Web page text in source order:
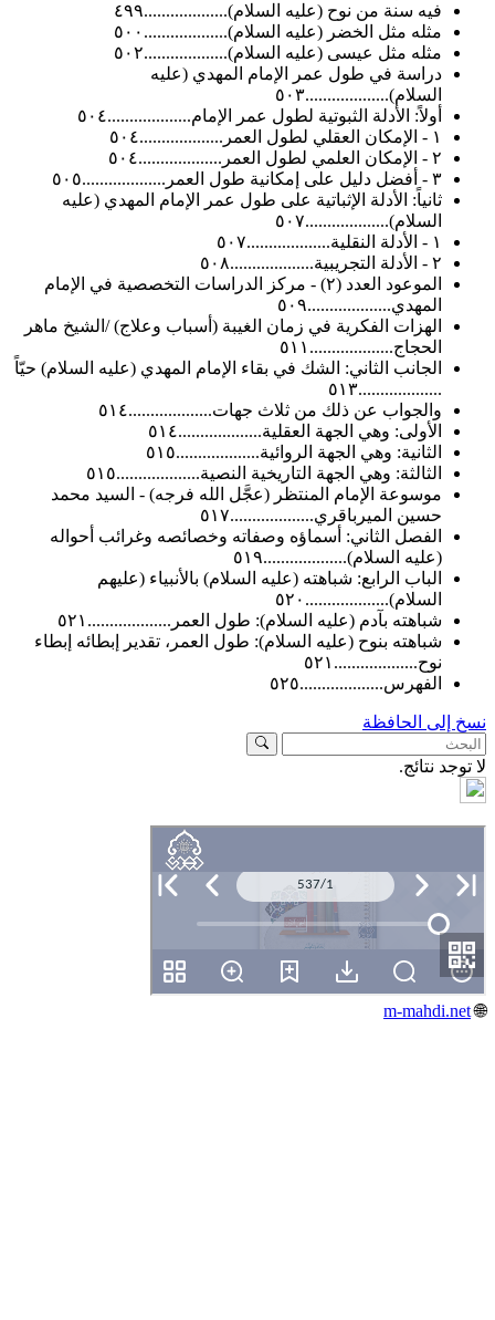
فيه سنة من نوح (عليه السلام)...................٤٩٩
مثله مثل الخضر (عليه السلام)...................٥٠٠
مثله مثل عيسى (عليه السلام)...................٥٠٢
دراسة في طول عمر الإمام المهدي (عليه
السلام)...................٥٠٣
أولاً: الأدلة الثبوتية لطول عمر الإمام...................٥٠٤
ثانياً: الأدلة الإثباتية على طول عمر الإمام المهدي (عليه
السلام)...................٥٠٧
الموعود العدد (٢) - مركز الدراسات التخصصية في الإمام
المهدي...................٥٠٩
الهزات الفكرية في زمان الغيبة (أسباب وعلاج) /الشيخ ماهر
الحجاج...................٥١١
الجانب الثاني: الشك في بقاء الإمام المهدي (عليه السلام) حيّاً
...................٥١٣
والجواب عن ذلك من ثلاث جهات...................٥١٤
الأولى: وهي الجهة العقلية...................٥١٤
الثانية: وهي الجهة الروائية...................٥١٥
الثالثة: وهي الجهة التاريخية النصية...................٥١٥
موسوعة الإمام المنتظر (عجَّل الله فرجه) - السيد محمد
حسين الميرباقري...................٥١٧
الفصل الثاني: أسماؤه وصفاته وخصائصه وغرائب أحواله
(عليه السلام)...................٥١٩
الباب الرابع: شباهته (عليه السلام) بالأنبياء (عليهم
السلام)...................٥٢٠
شباهته بآدم (عليه السلام): طول العمر...................٥٢١
شباهته بنوح (عليه السلام): طول العمر، تقدير إبطائه إبطاء
نوح...................٥٢١
الفهرس...................٥٢٥
الحافظة
نتائج.
m-